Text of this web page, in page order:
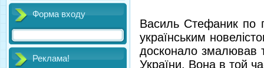
Форма входу
Реклама!
Василь Стефаник по
українським
досконало змалював
України. Вона в той